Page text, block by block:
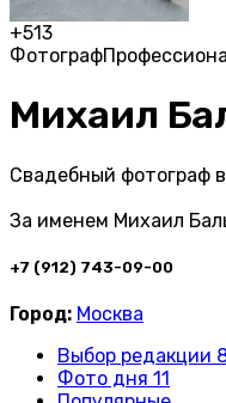
+513
Фотограф
Михаил
Свадебный фотограф
За именем Михаил
+7 (912) 743-09-00
Город: Москва
Выбор редакции
Фото дня 11